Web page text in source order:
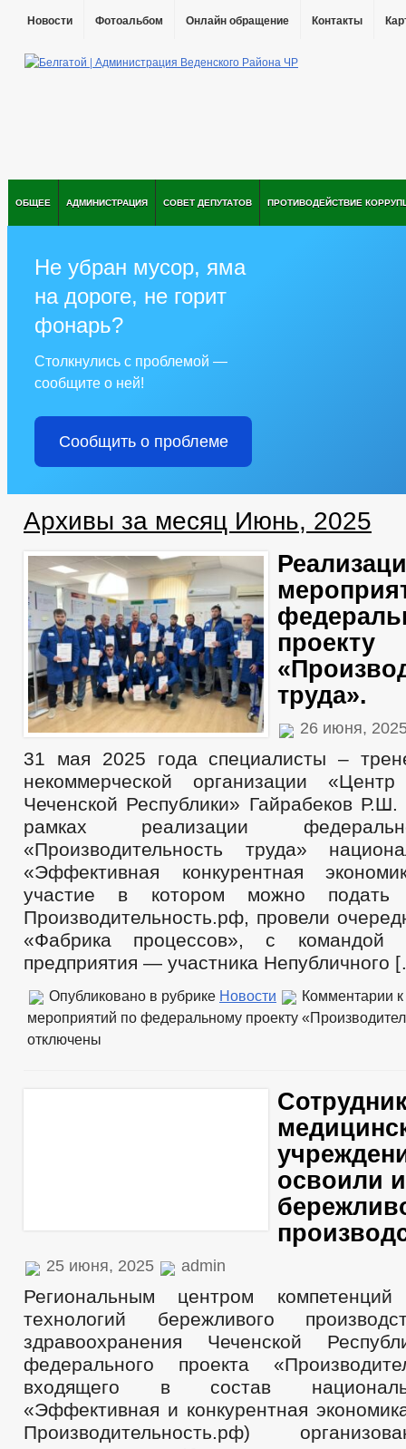
Новости Фотоальбом Онлайн обращение Контакты
ОБЩЕЕ АДМИНИСТРАЦИЯ СОВЕТ ДЕПУТАТОВ ПРОТИВОДЕЙСТВИЕ
Не убран мусор, яма
на дороге, не горит
фонарь?
Столкнулись с проблемой —
сообщите о ней!
Сообщить о проблеме
Архивы за месяц Июнь, 2025
проекту
труда».
26 июня,
31 мая 2025 года специалисты –
некоммерческой организации
Чеченской Республики» Гайрабеков
рамках реализации
«Производительность труда»
«Эффективная конкурентная
участие в котором можно подать
Производительность.рф, провели
«Фабрика процессов», с командой
предприятия — участника Непубличного
Опубликовано в рубрике Новости Комментарии
мероприятий по федеральному проекту
отключены
освоили
25 июня, 2025 admin
Региональным центром
технологий бережливого
здравоохранения Чеченской
федерального проекта
входящего в состав
«Эффективная и конкурентная
Производительность.рф)